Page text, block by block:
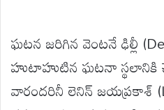
ఘటన జరిగిన వెంటనే ఢిల్లీ
హుటాహుటిన ఘటనా స్థలానికి
వారందరినీ లెనిన్ జయప్రకాశ్